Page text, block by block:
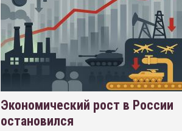
Экономический рост в России
остановился